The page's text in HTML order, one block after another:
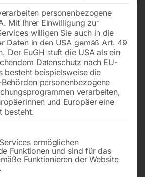
De
T-Nuten
personenbezogene
Mit Ihrer Einwilligung zur
willigen Sie auch in die
Daten in den USA gemäß Art. 49
Der EuGH stuft die USA als ein
Datenschutz nach EU-
besteht beispielsweise die
personenbezogene
verarbeiten,
und Europäer eine
besteht.
Service-Gruppen, für die eine
ermöglichen
Funktionen und sind für das
Funktionieren der Website